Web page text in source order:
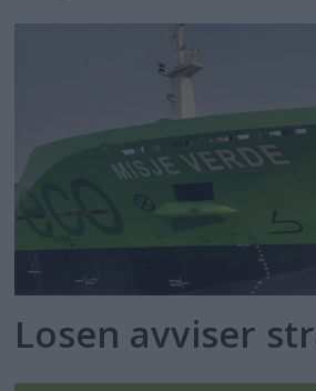
Losen avviser